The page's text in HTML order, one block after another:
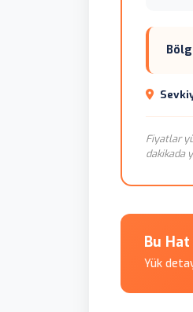
Fiyatlar
dakikada
Bu
Yük